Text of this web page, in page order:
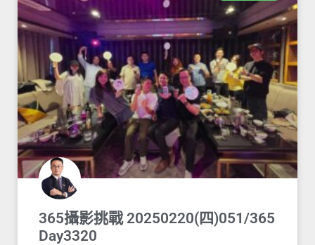
365攝影挑戰 20250220(四)051/365
Day3320